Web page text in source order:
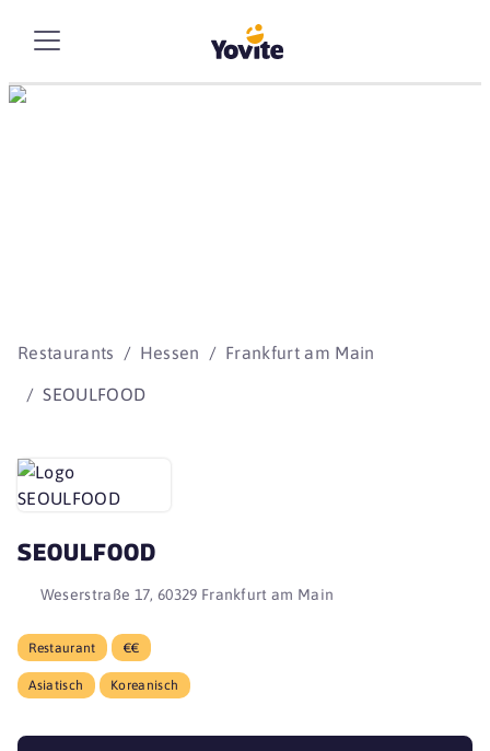
Restaurants Hessen Frankfurt am Main
SEOULFOOD
SEOULFOOD
Weserstraße 17, 60329 Frankfurt am Main
Restaurant €€
Asiatisch Koreanisch